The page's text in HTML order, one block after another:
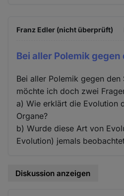
Franz Edler (nicht überprüft)
Bei aller Polemik gegen
Bei aller Polemik gegen
möchte ich doch zwei
a) Wie erklärt die Evolution
Organe?
b) Wurde diese Art von
Evolution) jemals
Diskussion anzeigen